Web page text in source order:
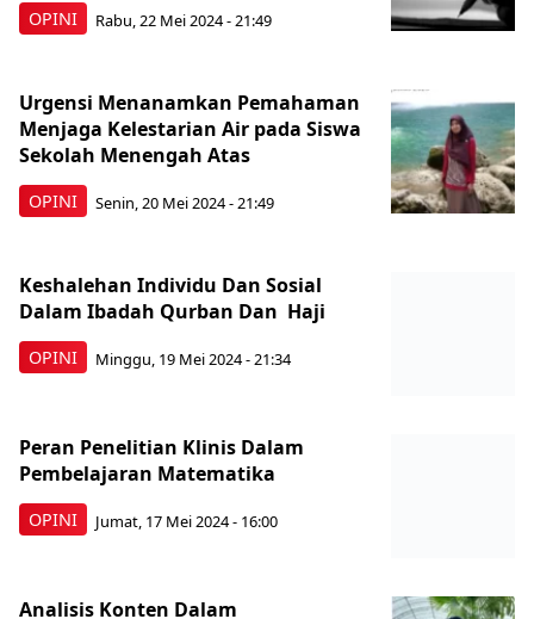
OPINI Rabu, 22 Mei 2024 - 21:49
OPINI
Urgensi Menanamkan Pemahaman
Menjaga Kelestarian Air pada Siswa
Sekolah Menengah Atas
Senin, 20 Mei 2024 - 21:49
OPINI
Keshalehan Individu Dan Sosial
Dalam Ibadah Qurban Dan Haji
Minggu, 19 Mei 2024 - 21:34
OPINI
Peran Penelitian Klinis Dalam
Pembelajaran Matematika
Jumat, 17 Mei 2024 - 16:00
Analisis Konten Dalam